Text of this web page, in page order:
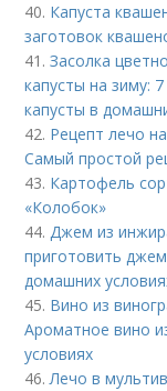
40. Капуста
заготовок
41.Засолка
капусты на зиму:
капусты в
42. Рецепт лечо
Самый простой
43. Картофель
«Колобок»
44.Джем из
приготовить
домашних
45. Вино из
Ароматное вино
условиях
46.Лечо в